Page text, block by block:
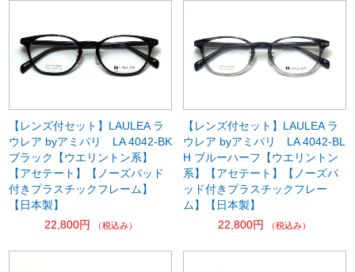
【レンズ付セット】LAULEA ラ
ウレア byアミパリ LA 4042-BK
ブラック【ウエリントン系】
【アセテート】【ノーズパッド
付きプラスチックフレーム】
【日本製】
22,800円
（税込み）
【レンズ付セット】LAULEA ラ
ウレア byアミパリ LA 4042-BL
H ブルーハーフ【ウエリントン
系】【アセテート】【ノーズパ
ッド付きプラスチックフレー
ム】【日本製】
22,800円
（税込み）